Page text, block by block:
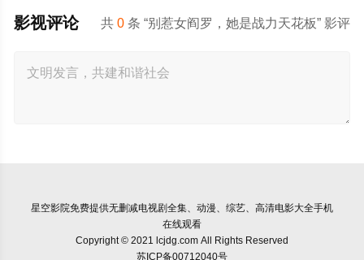
共0 条 “别惹女阎罗，她是战力天花板” 影评
影视评论
星空影院免费提供无删减电视剧全集、动漫、综艺、高清电影大全手机
在线观看
Copyright © 2021 lcjdg.com All Rights Reserved
苏ICP备00712040号